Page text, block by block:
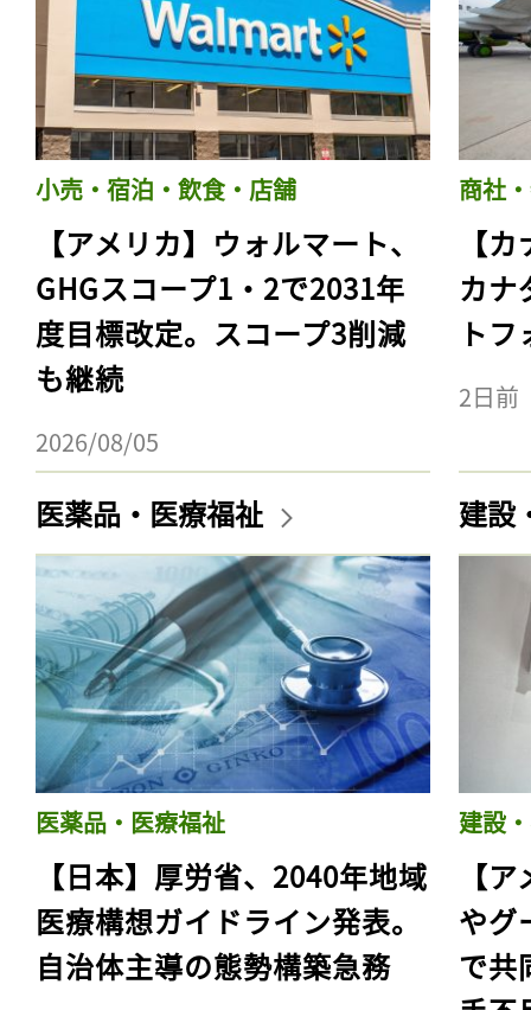
小売・宿泊・飲食・店舗
【アメリカ】ウォルマート、
GHGスコープ1・2で2031年
度目標改定。スコープ3削減
も継続
2026/08/05
商社
【
カナ
ト
2日前
医薬品・医療福祉
医薬品・医療福祉
【日本】厚労省、2040年地域
医療構想ガイドライン発表。
自治体主導の態勢構築急務
建設
建設
【
やグ
で共